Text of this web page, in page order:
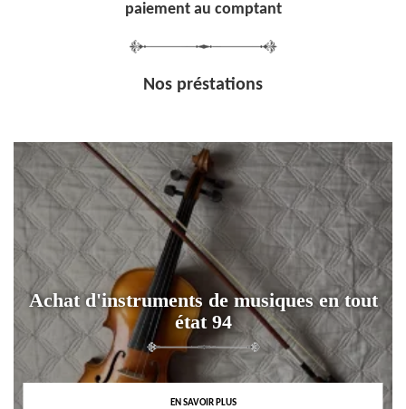
paiement au comptant
Nos préstations
Achat d'instruments de musiques en tout
état 94
EN SAVOIR PLUS